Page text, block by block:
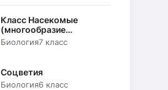
Класс Насекомые
(многообразие
насекомых, их роль в
Биология7 класс
Соцветия
Биология6 класс